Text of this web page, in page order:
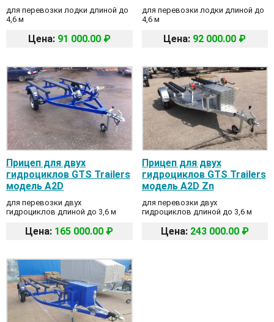
для перевозки лодки длиной до
4,6 м
Цена: 91 000.00 ₽
для перевозки лодки длиной до
4,6 м
Цена: 92 000.00 ₽
Прицеп для двух
гидроциклов GTS Trailers
модель А2D
для перевозки двух
гидроциклов длиной до 3,6 м
Цена: 165 000.00 ₽
Прицеп для двух
гидроциклов GTS Trailers
модель А2D Zn
для перевозки двух
гидроциклов длиной до 3,6 м
Цена: 243 000.00 ₽